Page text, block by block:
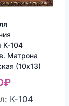
К-104
Матрона
(10х13)
₽
К-104